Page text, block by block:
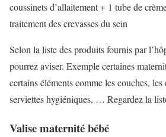
coussinets d’allaitement + 1 tube de
traitement des crevasses du sein
Selon la liste des produits fournis par
pourrez aviser. Exemple certaines
certains éléments comme les couches,
serviettes hygiéniques, … Regardez la
Valise maternité bébé